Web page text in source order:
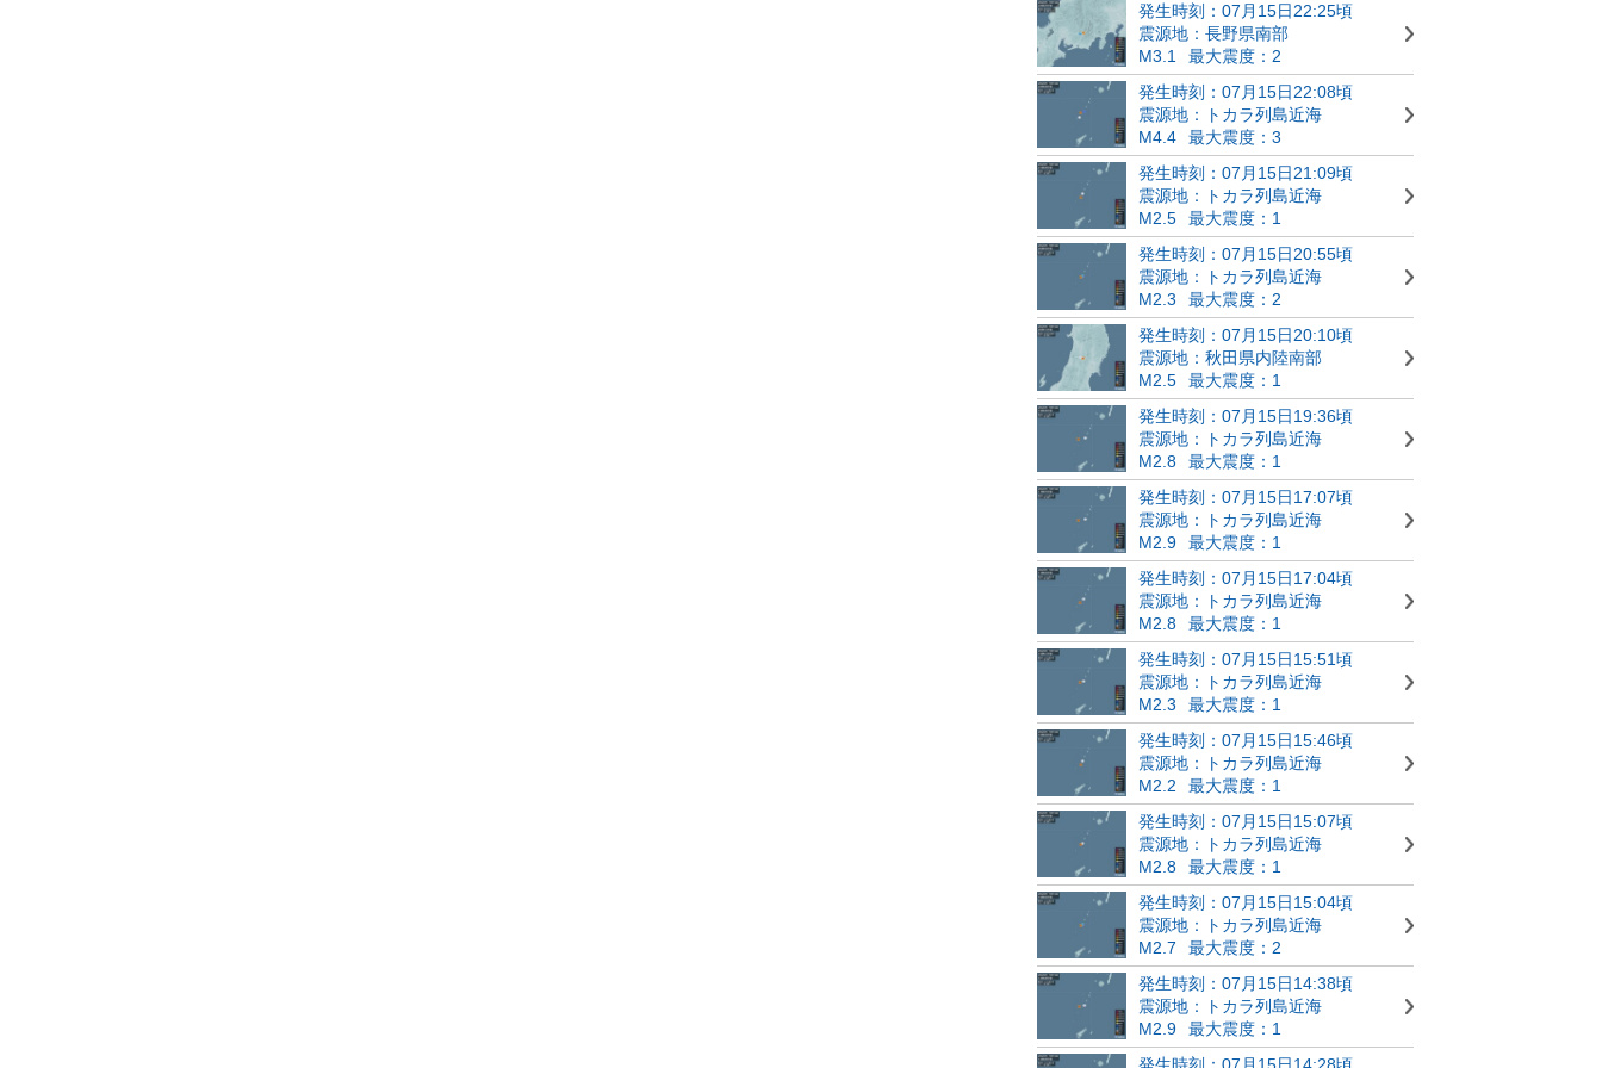
発生時刻：07月15日22:25頃
震源地：長野県南部
M3.1
最大震度：2
発生時刻：07月15日22:08頃
震源地：トカラ列島近海
M4.4
最大震度：3
発生時刻：07月15日21:09頃
震源地：トカラ列島近海
M2.5
最大震度：1
発生時刻：07月15日20:55頃
震源地：トカラ列島近海
M2.3
最大震度：2
発生時刻：07月15日20:10頃
震源地：秋田県内陸南部
M2.5
最大震度：1
発生時刻：07月15日19:36頃
震源地：トカラ列島近海
M2.8
最大震度：1
発生時刻：07月15日17:07頃
震源地：トカラ列島近海
M2.9
最大震度：1
発生時刻：07月15日17:04頃
震源地：トカラ列島近海
M2.8
最大震度：1
発生時刻：07月15日15:51頃
震源地：トカラ列島近海
M2.3
最大震度：1
発生時刻：07月15日15:46頃
震源地：トカラ列島近海
M2.2
最大震度：1
発生時刻：07月15日15:07頃
震源地：トカラ列島近海
M2.8
最大震度：1
発生時刻：07月15日15:04頃
震源地：トカラ列島近海
M2.7
最大震度：2
発生時刻：07月15日14:38頃
震源地：トカラ列島近海
M2.9
最大震度：1
発生時刻：07月15日14:28頃